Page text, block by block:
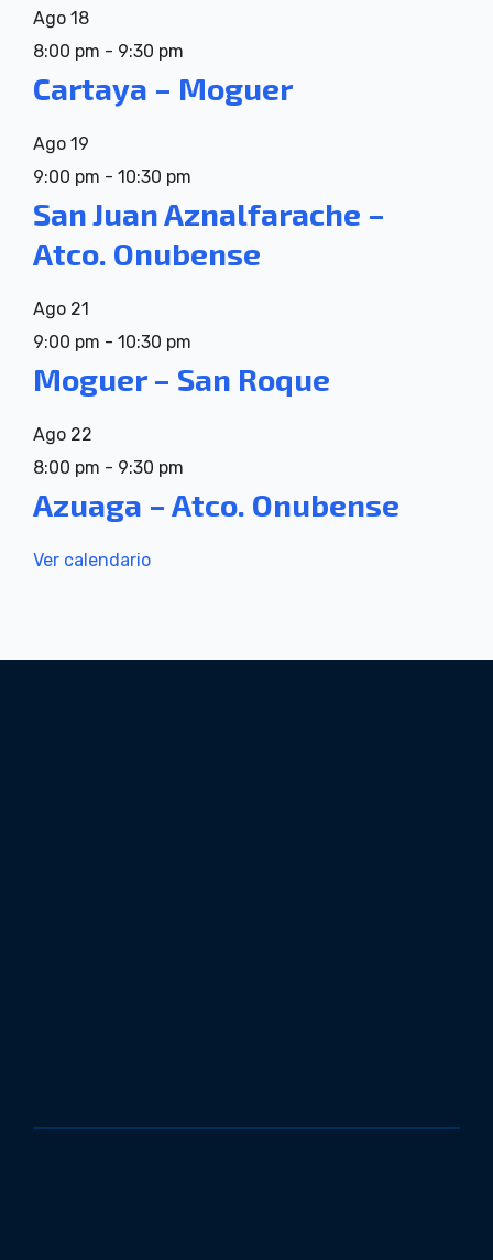
Ago 18
8:00 pm - 9:30 pm
Cartaya – Moguer
Ago 19
9:00 pm - 10:30 pm
San Juan Aznalfarache –
Atco. Onubense
Ago 21
9:00 pm - 10:30 pm
Moguer – San Roque
Ago 22
8:00 pm - 9:30 pm
Azuaga – Atco. Onubense
Ver calendario